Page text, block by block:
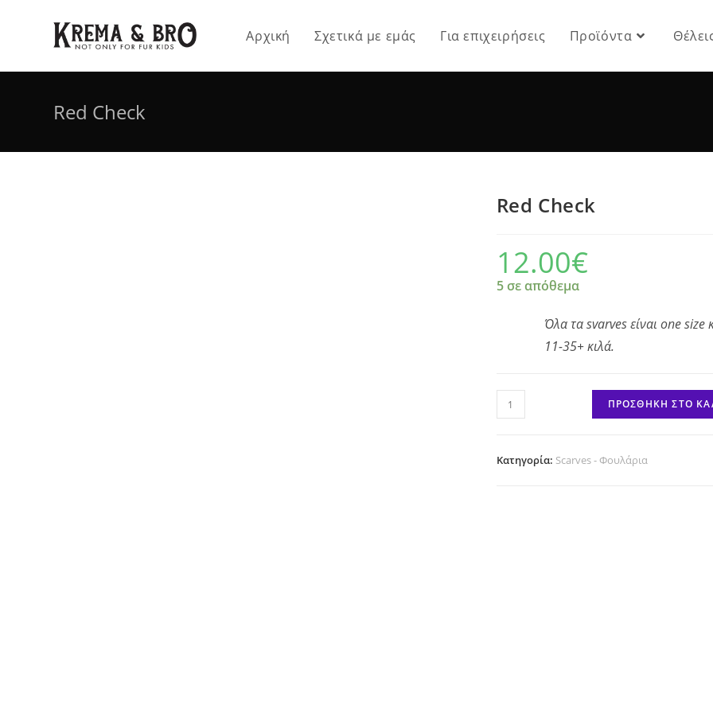
Αρχική Σχετικά με εμάς Για επιχειρήσεις Προϊόντα
Red Check
Red Check
12.00€
5 σε απόθεμα
Όλα τα svarves είναι one size
11-35+ κιλά.
Red
Check
ΠΡΟΣΘΉΚΗ ΣΤΟ
Κατηγορία: Scarves - Φουλάρια